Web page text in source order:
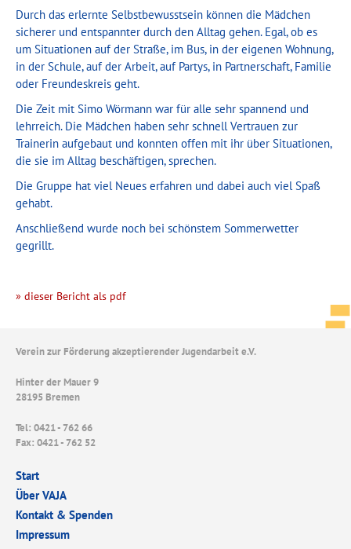
Durch das erlernte Selbstbewusstsein können die Mädchen
sicherer und entspannter durch den Alltag gehen. Egal, ob es
um Situationen auf der Straße, im Bus, in der eigenen Wohnung,
in der Schule, auf der Arbeit, auf Partys, in Partnerschaft, Familie
oder Freundeskreis geht.
Die Zeit mit Simo Wörmann war für alle sehr spannend und
lehrreich. Die Mädchen haben sehr schnell Vertrauen zur
Trainerin aufgebaut und konnten offen mit ihr über Situationen,
die sie im Alltag beschäftigen, sprechen.
Die Gruppe hat viel Neues erfahren und dabei auch viel Spaß
gehabt.
Anschließend wurde noch bei schönstem Sommerwetter
gegrillt.
» dieser Bericht als pdf
Verein zur Förderung akzeptierender Jugendarbeit e.V.
Hinter der Mauer 9
28195 Bremen
Tel: 0421 - 762 66
Fax: 0421 - 762 52
Start
Über VAJA
Kontakt & Spenden
Impressum